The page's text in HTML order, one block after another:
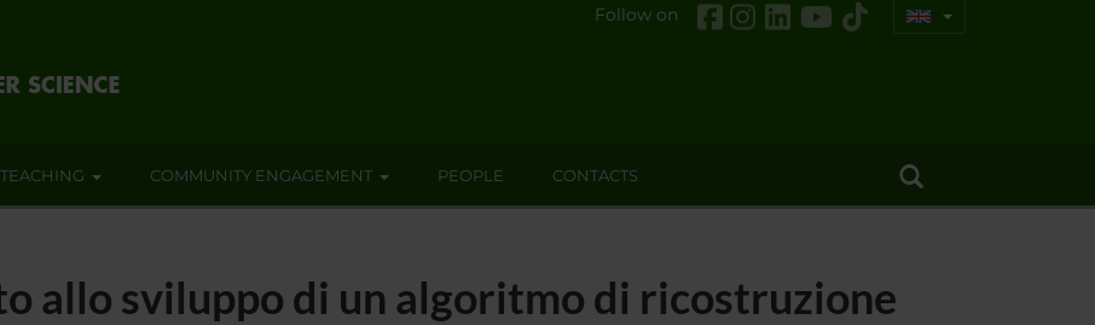
Follow on
TEACHING COMMUNITY ENGAGEMENT PEOPLE CONTACTS
allo sviluppo di un algoritmo di ricostruzione